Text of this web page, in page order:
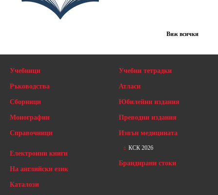
Виж всички
Учебници
Ръководства
Сборници
Монографии
Справочници
Учебни тетрадки
Атласи
Юбилейни издания
Преводни издания
Извън медицината
Електронни книги
На английски език
Каталози
КСК 2026
Брандирани стоки